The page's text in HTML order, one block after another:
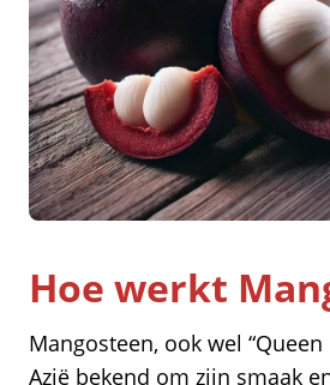
Hoe werkt
Mangosteen, ook wel
Azië bekend om zijn smaak